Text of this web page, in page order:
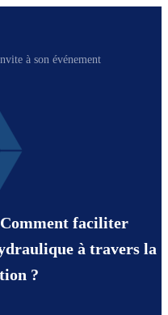
à son événement
faciliter
à travers la
?